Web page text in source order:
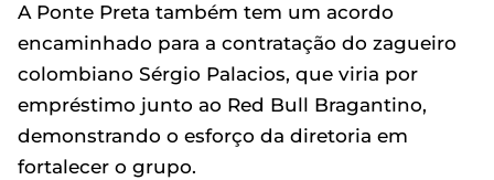
A Ponte Preta também tem um acordo
encaminhado para a contratação do zagueiro
colombiano Sérgio Palacios, que viria por
empréstimo junto ao Red Bull Bragantino,
demonstrando o esforço da diretoria em
fortalecer o grupo.